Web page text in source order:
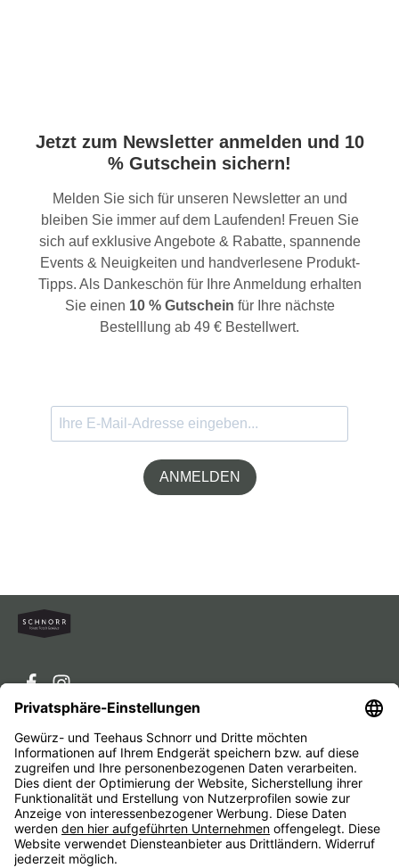
Jetzt zum Newsletter anmelden und 10
% Gutschein sichern!
Melden Sie sich für unseren Newsletter an und
bleiben Sie immer auf dem Laufenden! Freuen Sie
sich auf exklusive Angebote & Rabatte, spannende
Events & Neuigkeiten und handverlesene Produkt-
Tipps. Als Dankeschön für Ihre Anmeldung erhalten
Sie einen 10 % Gutschein für Ihre nächste
Bestelllung ab 49 € Bestellwert.
ANMELDEN
Service-Hotline
Service
Unternehmen